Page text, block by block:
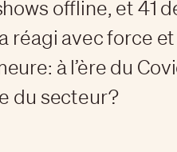
offline, et 41
réagi avec force
à l’ère du
du secteur?